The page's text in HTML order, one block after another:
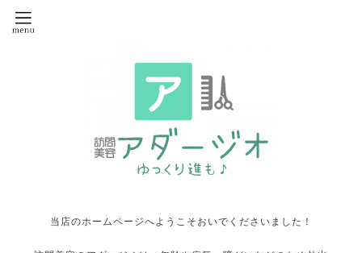
当店のホームページへようこそおいでくださいました！